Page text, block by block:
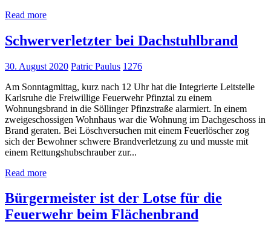
Read more
Schwerverletzter bei Dachstuhlbrand
30. August 2020 Patric Paulus 1276
Am Sonntagmittag, kurz nach 12 Uhr hat die Integrierte Leitstelle
Karlsruhe die Freiwillige Feuerwehr Pfinztal zu einem
Wohnungsbrand in die Söllinger Pfinzstraße alarmiert. In einem
zweigeschossigen Wohnhaus war die Wohnung im Dachgeschoss in
Brand geraten. Bei Löschversuchen mit einem Feuerlöscher zog
sich der Bewohner schwere Brandverletzung zu und musste mit
einem Rettungshubschrauber zur...
Read more
Bürgermeister ist der Lotse für die
Feuerwehr beim Flächenbrand